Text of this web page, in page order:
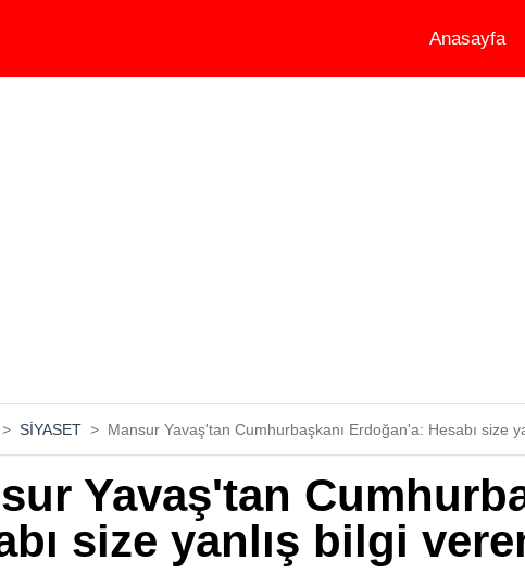
Anasayfa
SİYASET Mansur Yavaş'tan Cumhurbaşkanı Erdoğan'a: Hesabı size
Yavaş'tan
size yanlış bilgi